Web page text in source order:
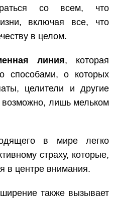
со всем, что
включая все, что
в целом.
линия, которая
способами, о которых
целители и другие
возможно, лишь мельком
в мире легко
страху, которые,
в центре внимания.
также вызывает